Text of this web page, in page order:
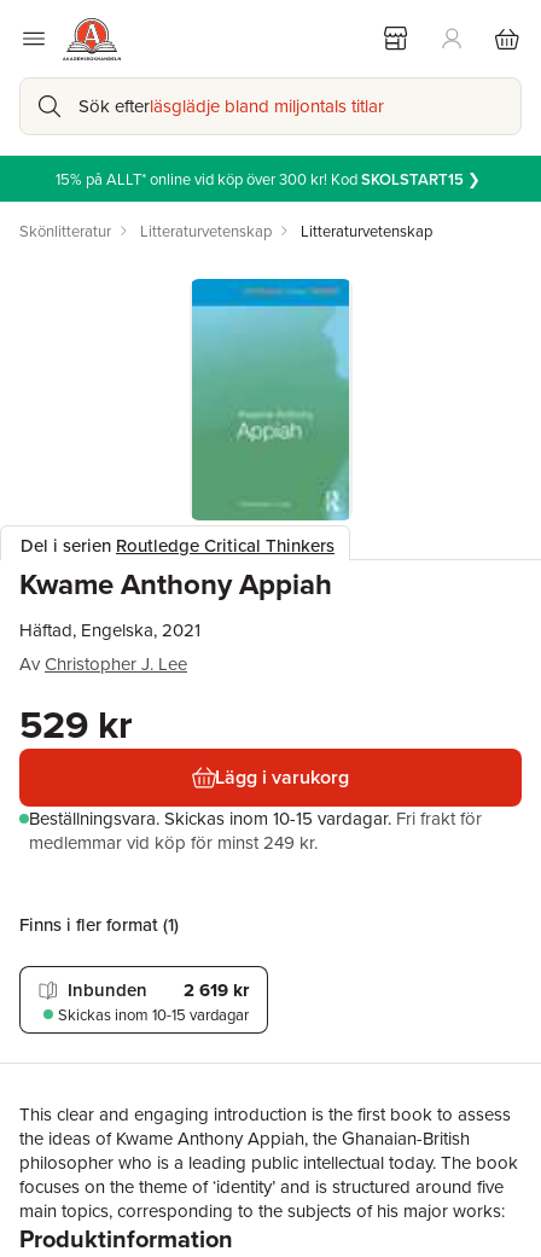
Sök efterläsglädje bland miljontals titlar
15% på ALLT* online vid köp över 300 kr! KodSKOLSTART15 ❯
Skönlitteratur Litteraturvetenskap Litteraturvetenskap
Del i serien Routledge Critical Thinkers
Kwame Anthony Appiah
Häftad, Engelska, 2021
AvChristopher J. Lee
529 kr
Lägg i varukorg
Beställningsvara.Skickas inom 10-15 vardagar. Fri frakt för
medlemmar vid köp för minst 249 kr.
Finns i fler format (1)
Inbunden 2 619 kr
Skickas inom 10-15 vardagar
This clear and engaging introduction is the first book to assess
the ideas of Kwame Anthony Appiah, the Ghanaian-British
philosopher who is a leading public intellectual today. The book
focuses on the theme of ‘identity’ and is structured around five
main topics, corresponding to the subjects of his major works:
race, culture, liberalism, cosmopolitanism, and moral revolutions.
Produktinformation